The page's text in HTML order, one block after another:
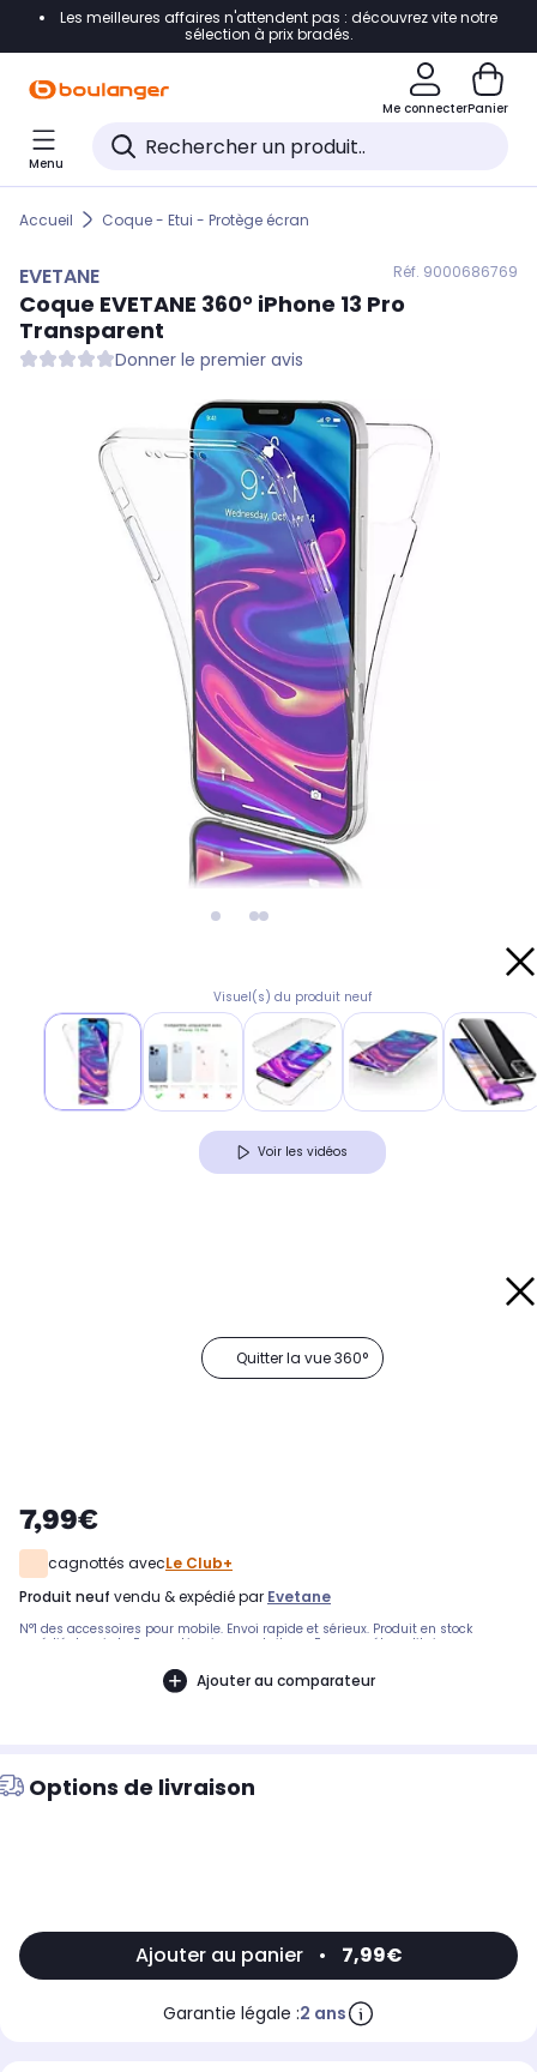
Accéder directement à la navigation
Accéder directement au pied de page
Accéder directement au chatbot
Les meilleures affaires n'attendent pas : découvrez vite notre
sélection à prix bradés.
Me connecterPanier
Menu
Accueil Coque - Etui - Protège écran
EVETANE Réf. 9000686769
Coque EVETANE 360° iPhone 13 Pro
Transparent
Donner le premier avis
Visuel(s) du produit neuf
Voir les vidéos
Quitter la vue 360°
7,99€
cagnottés avecLe Club+
produit neuf vendu & expédié par Evetane
N°1 des accessoires pour mobile. Envoi rapide et sérieux. Produit en stock
expédié depuis la France. Livraison gratuite en France métropolitaine.
Ajouter au comparateur
Options de livraison
Ajouter au panier • 7,99€
Garantie légale :2 ans